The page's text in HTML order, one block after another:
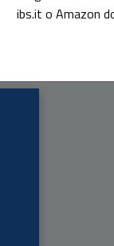
ibs.it o Amazon